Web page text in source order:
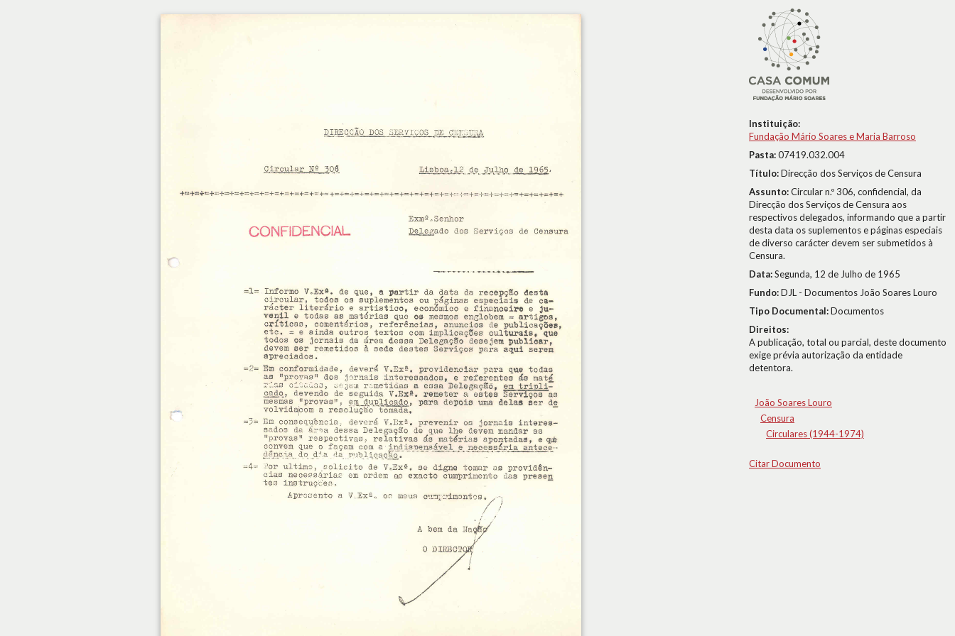
Instituição:
Fundação Mário Soares e Maria Barroso
Pasta:07419.032.004
Título:Direcção dos Serviços de Censura
Assunto:Circular n.º 306, confidencial, da
Direcção dos Serviços de Censura aos
respectivos delegados, informando que a partir
desta data os suplementos e páginas especiais
de diverso carácter devem ser submetidos à
Censura.
Data:Segunda, 12 de Julho de 1965
Fundo:DJL - Documentos João Soares Louro
Tipo Documental:Documentos
Direitos:
A publicação, total ou parcial, deste documento
exige prévia autorização da entidade
detentora.
João Soares Louro
Censura
Circulares (1944-1974)
Citar Documento